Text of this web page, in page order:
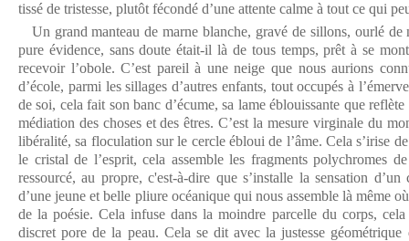
tissé de tristesse, plutôt fécondé d’une attente calme à tout ce qui
Un grand manteau de marne blanche, gravé de sillons, ourlé de
pure évidence, sans doute était-il là de tous temps, prêt à se
recevoir l’obole. C’est pareil à une neige que nous aurions
d’école, parmi les sillages d’autres enfants, tout occupés à
de soi, cela fait son banc d’écume, sa lame éblouissante que
médiation des choses et des êtres. C’est la mesure virginale du
libéralité, sa floculation sur le cercle ébloui de l’âme. Cela s’irise
le cristal de l’esprit, cela assemble les fragments polychromes
ressourcé, au propre, c'est-à-dire que s’installe la sensation
d’une jeune et belle pliure océanique qui nous assemble là même
de la poésie. Cela infuse dans la moindre parcelle du corps,
discret pore de la peau. Cela se dit avec la justesse géométrique